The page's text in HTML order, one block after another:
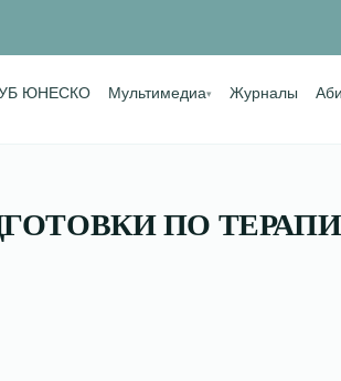
ЮНЕСКО Мультимедиа▾ Журналы
ПО